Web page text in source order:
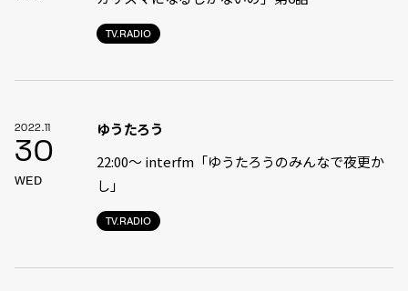
TV.RADIO
2022.11
30
WED
TV.RADIO
ゆうたろう
22:00〜 interfm「ゆうたろうのみんなで夜更か
し」